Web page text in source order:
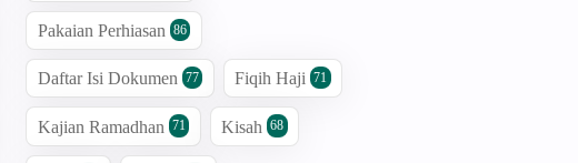
Pakaian Perhiasan 86
Daftar Isi Dokumen 77 Fiqih Haji 71
Kajian Ramadhan 71 Kisah 68